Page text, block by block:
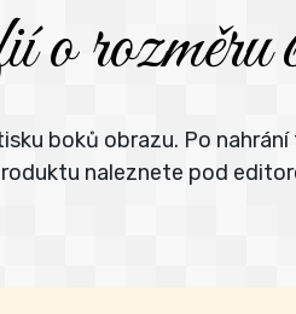
o
boků obrazu. Po
naleznete pod